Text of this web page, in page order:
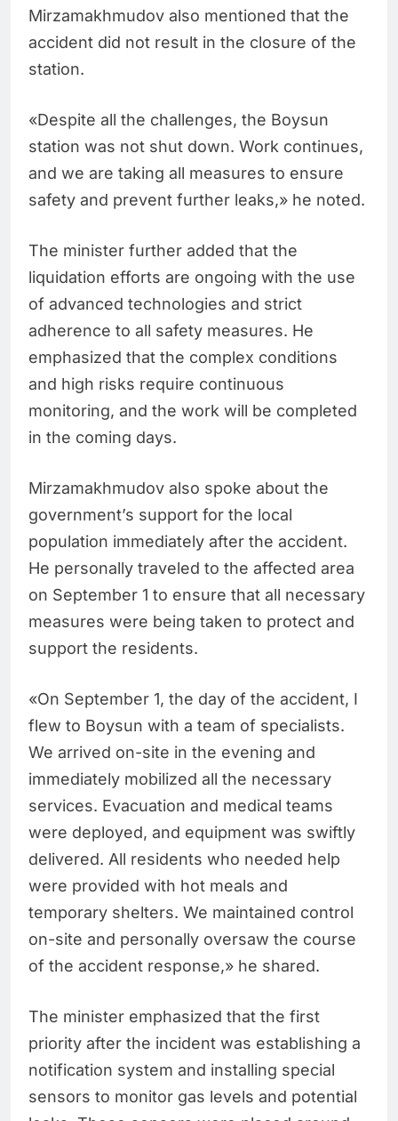
Mirzamakhmudov also mentioned that the
accident did not result in the closure of the
station.
«Despite all the challenges, the Boysun
station was not shut down. Work continues,
and we are taking all measures to ensure
safety and prevent further leaks,» he noted.
The minister further added that the
liquidation efforts are ongoing with the use
of advanced technologies and strict
adherence to all safety measures. He
emphasized that the complex conditions
and high risks require continuous
monitoring, and the work will be completed
in the coming days.
Mirzamakhmudov also spoke about the
government’s support for the local
population immediately after the accident.
He personally traveled to the affected area
on September 1 to ensure that all necessary
measures were being taken to protect and
support the residents.
«On September 1, the day of the accident, I
flew to Boysun with a team of specialists.
We arrived on-site in the evening and
immediately mobilized all the necessary
services. Evacuation and medical teams
were deployed, and equipment was swiftly
delivered. All residents who needed help
were provided with hot meals and
temporary shelters. We maintained control
on-site and personally oversaw the course
of the accident response,» he shared.
The minister emphasized that the first
priority after the incident was establishing a
notification system and installing special
sensors to monitor gas levels and potential